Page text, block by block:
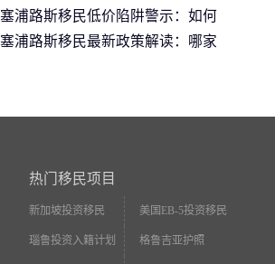
荐：专业团队如何做身份设计？
塞浦路斯移民低价陷阱警示：如何
避开虚假宣传辨别正规机构？
塞浦路斯移民最新政策解读：哪家
热门移民项目
新加坡投资移民 美国EB-5投资移民
瑙鲁投资入籍计划 格鲁吉亚护照